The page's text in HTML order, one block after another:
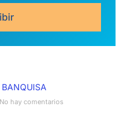
No hay comentarios